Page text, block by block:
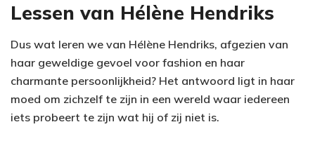
Lessen van Hélène Hendriks
Dus wat leren we van Hélène Hendriks, afgezien van
haar geweldige gevoel voor fashion en haar
charmante persoonlijkheid? Het antwoord ligt in haar
moed om zichzelf te zijn in een wereld waar iedereen
iets probeert te zijn wat hij of zij niet is.